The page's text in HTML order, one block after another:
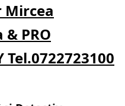
PRO
Tel.0722723100